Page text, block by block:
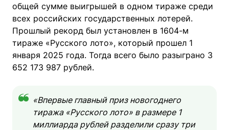
общей сумме выигрышей в одном тираже среди
всех российских государственных лотерей.
Прошлый рекорд был установлен в 1604-м
тираже «Русского лото», который прошел 1
января 2025 года. Тогда всего было разыграно 3
652 173 987 рублей.
«Впервые главный приз новогоднего
тиража «Русского лото» в размере 1
миллиарда рублей разделили сразу три